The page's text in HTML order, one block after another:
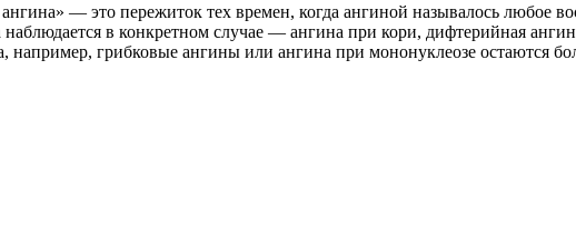
— это пережиток тех времен, когда ангиной называлось любое
наблюдается в конкретном случае — ангина при кори, дифтерийная
например, грибковые ангины или ангина при мононуклеозе остаются